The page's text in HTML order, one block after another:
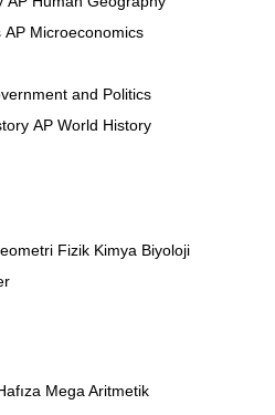
AP Microeconomics
and Politics
AP World History
Fizik Kimya Biyoloji
Mega Aritmetik